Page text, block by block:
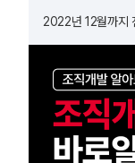
2022년 12월까지